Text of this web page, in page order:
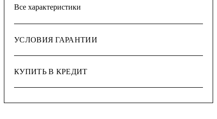
Все характеристики
УСЛОВИЯ ГАРАНТИИ
КУПИТЬ В КРЕДИТ